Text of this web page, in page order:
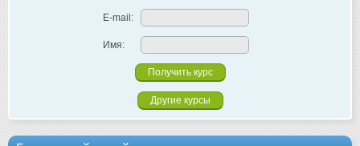
E-mail:
Имя:
Другие курсы